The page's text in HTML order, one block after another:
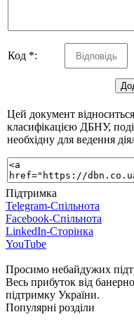
Код *:
Цей документ відноситься
класифікацією ДБНУ,
необхідну для ведення
Підтримка
Telegram-Спільнота
Facebook-Спільнота
LinkedIn-Сторінка
YouTube
Просимо небайдужих
Весь прибуток від
підтримку України.
Популярні розділи